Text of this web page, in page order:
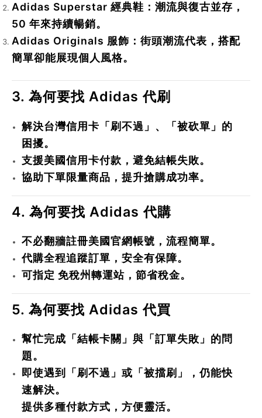
Adidas Superstar 經典鞋 ：潮流與復古並存，
50 年來持續暢銷。
Adidas Originals 服飾 ：街頭潮流代表，搭配
簡單卻能展現個人風格。
3. 為何要找 Adidas 代刷
解決台灣信用卡「刷不過」、「被砍單」的
困擾。
支援美國信用卡付款，避免結帳失敗。
協助下單限量商品，提升搶購成功率。
4. 為何要找 Adidas 代購
不必翻牆註冊美國官網帳號，流程簡單。
代購全程追蹤訂單，安全有保障。
可指定 免稅州轉運站，節省稅金。
5. 為何要找 Adidas 代買
幫忙完成「結帳卡關」與「訂單失敗」的問
題。
即使遇到「刷不過」或「被擋刷」，仍能快
速解決。
提供多種付款方式，方便靈活。